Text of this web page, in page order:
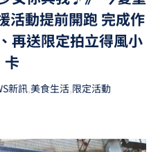
活動提前開跑 完成作
再送限定拍立得風小
卡
新訊,美食生活,限定活動